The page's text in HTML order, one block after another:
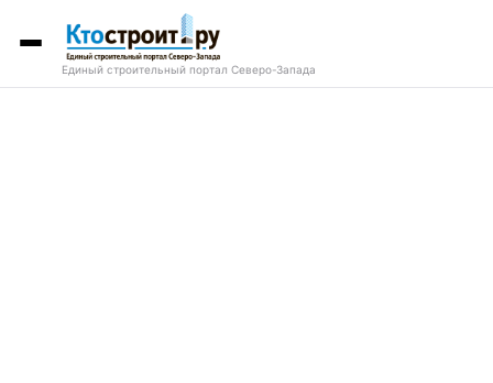
Единый строительный портал Северо-Запада